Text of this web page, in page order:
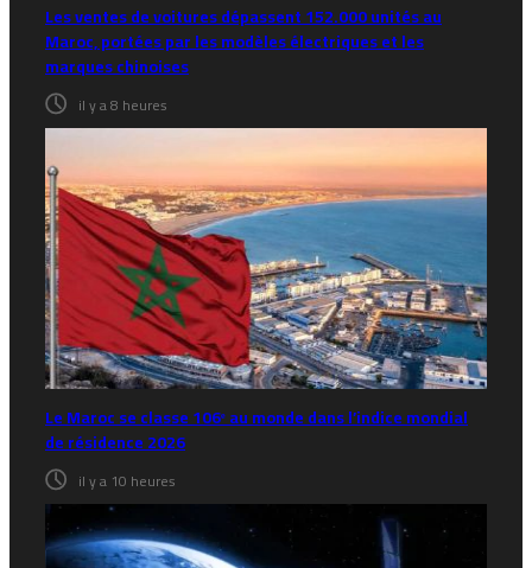
Les ventes de voitures dépassent 152.000 unités au
Maroc, portées par les modèles électriques et les
marques chinoises
il y a 8 heures
Le Maroc se classe 106ᵉ au monde dans l’indice mondial
de résidence 2026
il y a 10 heures